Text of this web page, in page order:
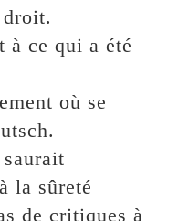
à ce qui a été
où se
la sûreté
de critiques à